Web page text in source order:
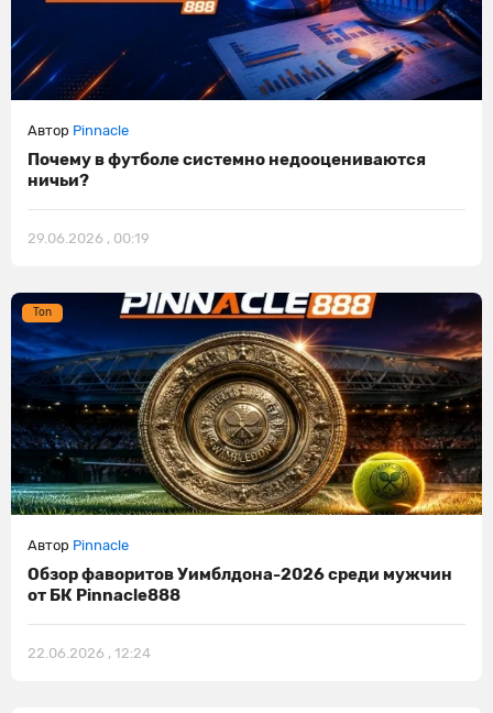
Автор Pinnacle
Почему в футболе системно недооцениваются
ничьи?
29.06.2026 , 00:19
Ton
Автор Pinnacle
Обзор фаворитов Уимблдона-2026 среди мужчин
от БК Pinnacle888
22.06.2026 , 12:24